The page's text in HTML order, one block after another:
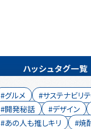
ハッシュタグ一覧
#グルメ #サステナビリ
#開発秘話
#デザイン
#あの人も推しキリ
#焼